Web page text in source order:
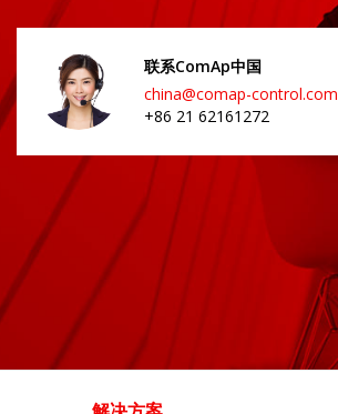
联系ComAp中国
china@comap-control.com
+86 21 62161272